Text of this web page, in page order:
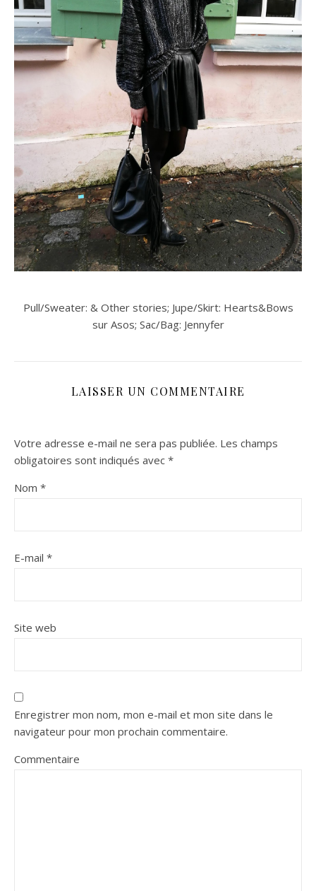
Pull/Sweater: & Other stories; Jupe/Skirt: Hearts&Bows
sur Asos; Sac/Bag: Jennyfer
LAISSER UN COMMENTAIRE
Votre adresse e-mail ne sera pas publiée. Les champs
obligatoires sont indiqués avec *
Nom *
E-mail *
Site web
Enregistrer mon nom, mon e-mail et mon site dans le
navigateur pour mon prochain commentaire.
Commentaire